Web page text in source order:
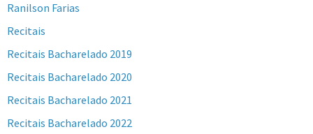
Ranilson Farias
Recitais
Recitais Bacharelado 2019
Recitais Bacharelado 2020
Recitais Bacharelado 2021
Recitais Bacharelado 2022